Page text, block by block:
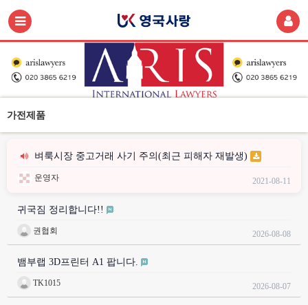
가전제품
벼룩시장 중고거래 사기 주의(최근 피해자 재발생)
운영자 2021-08-11
귀국짐 정리합니다!!
권협회 2026-08-08
뱀부랩 3D프린터 A1 팝니다.
TK1015 2026-08-07